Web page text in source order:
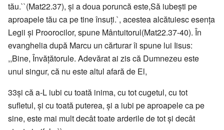
tău.``(Mat22.37), şi a doua poruncă este,Să iubeşti pe
aproapele tău ca pe tine însuţi.`, acestea alcătuiesc esenţa
Legii şi Proorocilor, spune Mântuitorul(Mat22.37-40). În
evanghelia după Marcu un cărturar îi spune lui Iisus:
,,Bine, Învăţătorule. Adevărat ai zis că Dumnezeu este
unul singur, că nu este altul afară de El,
33şi că a-L iubi cu toată inima, cu tot cugetul, cu tot
sufletul, şi cu toată puterea, şi a iubi pe aproapele ca pe
sine, este mai mult decât toate arderile de tot şi decât